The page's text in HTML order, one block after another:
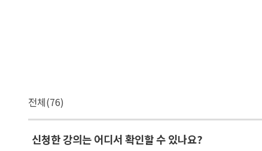
전체(76)
신청한 강의는 어디서 확인할 수 있나요?